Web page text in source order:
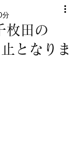
枚田の
となりま
分